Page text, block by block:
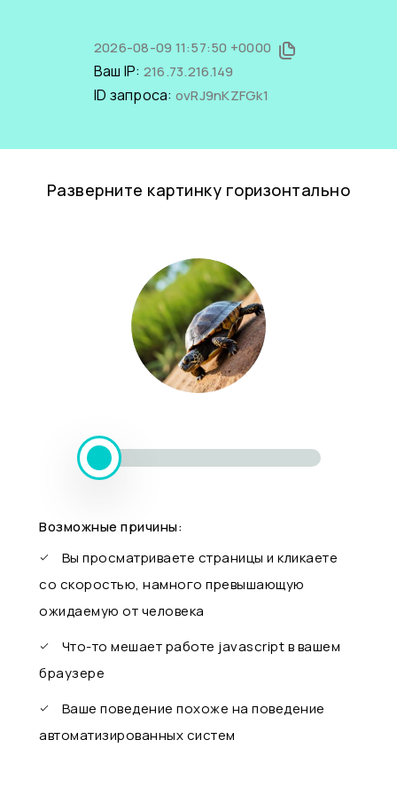
2026-08-09 11:57:50 +0000
Ваш IP: 216.73.216.149
ID запроса: ovRJ9nKZFGk1
Разверните картинку горизонтально
Возможные причины:
Вы просматриваете страницы и кликаете
со скоростью, намного превышающую
ожидаемую от человека
Что-то мешает работе javascript в вашем
браузере
Ваше поведение похоже на поведение
автоматизированных систем